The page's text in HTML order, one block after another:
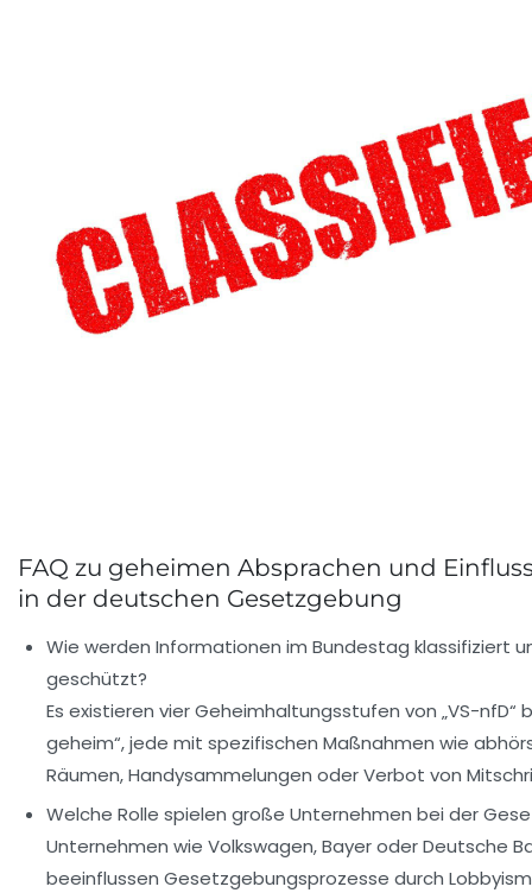
FAQ zu geheimen Absprachen und
in der deutschen Gesetzgebung
Wie werden Informationen im Bundestag klassifiziert
geschützt?
Es existieren vier Geheimhaltungsstufen von „VS-nfD“
geheim“, jede mit spezifischen Maßnahmen wie
Räumen, Handysammelungen oder Verbot von
Welche Rolle spielen große Unternehmen bei der
Unternehmen wie Volkswagen, Bayer oder Deutsche
beeinflussen Gesetzgebungsprozesse durch